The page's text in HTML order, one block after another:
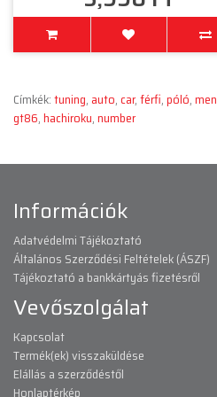
Címkék:tuning, auto,car,férfi,póló,men
gt86,hachiroku,number
Információk
Adatvédelmi Tájékoztató
Általános Szerződési Feltételek (ÁSZF)
Tájékoztató a bankkártyás fizetésről
Vevőszolgálat
Kapcsolat
Termék(ek) visszaküldése
Elállás a szerződéstől
Honlaptérkép